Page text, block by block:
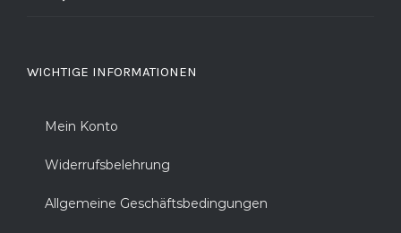
WICHTIGE INFORMATIONEN
Mein Konto
Widerrufsbelehrung
Allgemeine Geschäftsbedingungen